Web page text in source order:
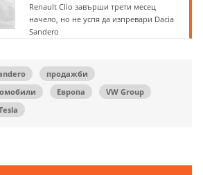
Renault Clio завърши трети месец
начело, но не успя да изпревари Dacia
Sandero
продажби
Европа
VW Group